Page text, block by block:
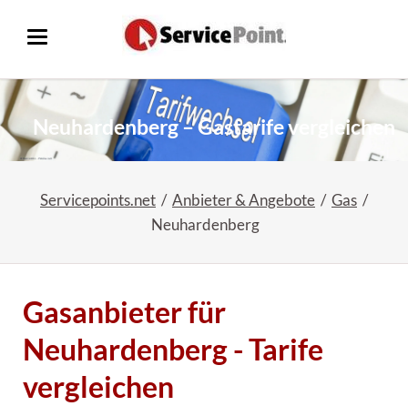
Neuhardenberg – Gastarife vergleichen
Servicepoints.net Anbieter & Angebote
Gas
Neuhardenberg
Gasanbieter für
Neuhardenberg - Tarife
vergleichen